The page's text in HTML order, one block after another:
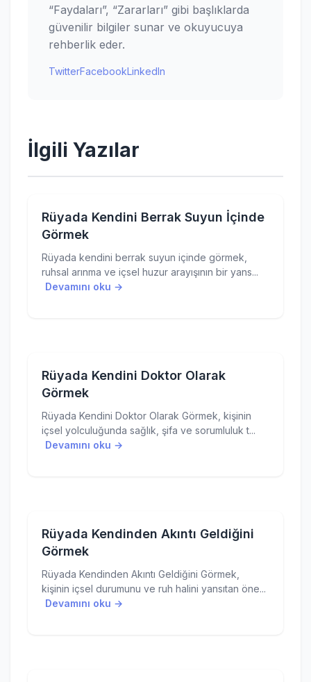
“Faydaları”, “Zararları” gibi başlıklarda
güvenilir bilgiler sunar ve okuyucuya
rehberlik eder.
TwitterFacebookLinkedIn
İlgili Yazılar
Rüyada Kendini Berrak Suyun İçinde
Görmek
Rüyada kendini berrak suyun içinde görmek,
ruhsal arınma ve içsel huzur arayışının bir yans...
Devamını oku →
Rüyada Kendini Doktor Olarak
Görmek
Rüyada Kendini Doktor Olarak Görmek, kişinin
içsel yolculuğunda sağlık, şifa ve sorumluluk t...
Devamını oku →
Rüyada Kendinden Akıntı Geldiğini
Görmek
Rüyada Kendinden Akıntı Geldiğini Görmek,
kişinin içsel durumunu ve ruh halini yansıtan öne...
Devamını oku →